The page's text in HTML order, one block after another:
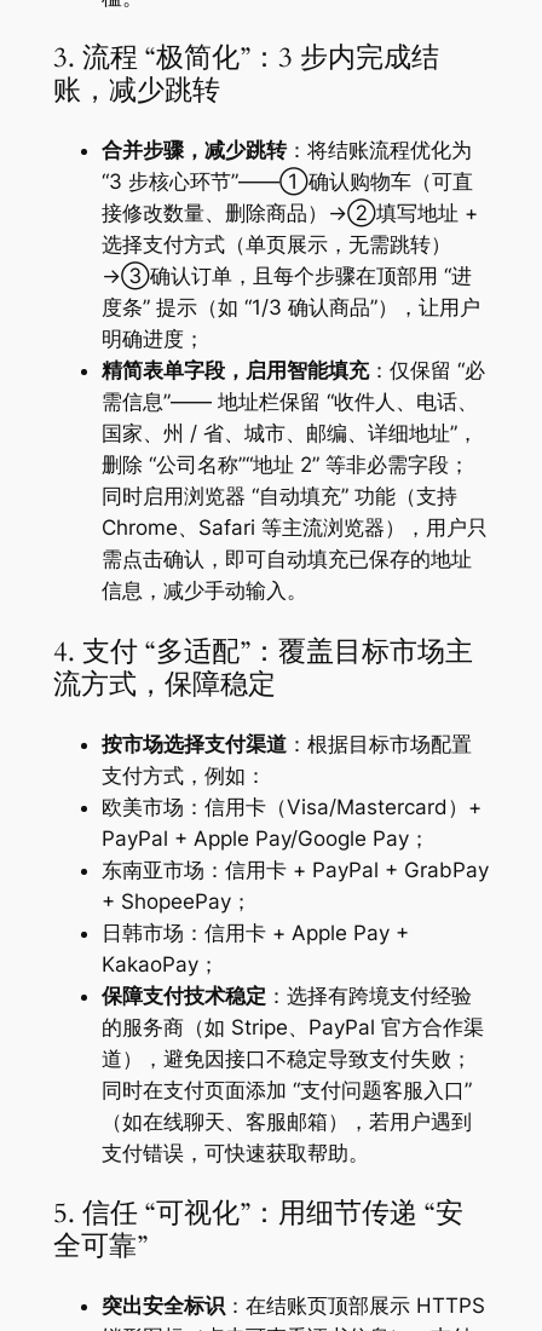
3. 流程 “极简化”：3 步内完成结
账，减少跳转
合并步骤，减少跳转：将结账流程优化为
“3 步核心环节”——①确认购物车（可直
接修改数量、删除商品）→②填写地址 +
选择支付方式（单页展示，无需跳转）
→③确认订单，且每个步骤在顶部用 “进
度条” 提示（如 “1/3 确认商品”），让用户
明确进度；
精简表单字段，启用智能填充：仅保留 “必
需信息”—— 地址栏保留 “收件人、电话、
国家、州 / 省、城市、邮编、详细地址”，
删除 “公司名称”“地址 2” 等非必需字段；
同时启用浏览器 “自动填充” 功能（支持
Chrome、Safari 等主流浏览器），用户只
需点击确认，即可自动填充已保存的地址
信息，减少手动输入。
4. 支付 “多适配”：覆盖目标市场主
流方式，保障稳定
按市场选择支付渠道：根据目标市场配置
支付方式，例如：
欧美市场：信用卡（Visa/Mastercard）+
PayPal + Apple Pay/Google Pay；
东南亚市场：信用卡 + PayPal + GrabPay
+ ShopeePay；
日韩市场：信用卡 + Apple Pay +
KakaoPay；
保障支付技术稳定 ：选择有跨境支付经验
的服务商（如 Stripe、PayPal 官方合作渠
道），避免因接口不稳定导致支付失败；
同时在支付页面添加 “支付问题客服入口”
（如在线聊天、客服邮箱），若用户遇到
支付错误，可快速获取帮助。
5. 信任 “可视化”：用细节传递 “安
全可靠”
突出安全标识：在结账页顶部展示 HTTPS